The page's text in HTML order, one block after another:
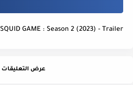
SQUID GAME : Season 2 (2023) - Trailer : تريلر مسلسل
عرض التعليقات